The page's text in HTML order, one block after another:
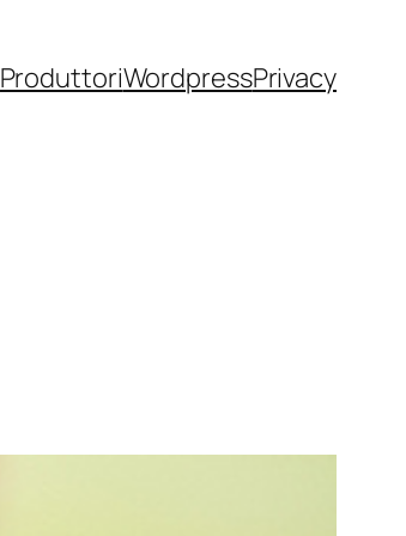
ProduttoriWordpressPrivacy